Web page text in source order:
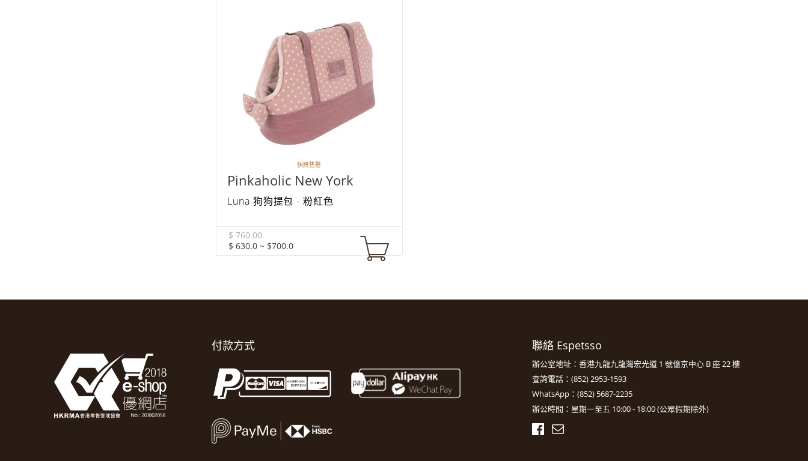
快將售罄
Pinkaholic New York
Luna 狗狗提包 - 粉紅色
$ 760.00
$ 630.0 ~ $700.0
付款方式 聯絡 Espetsso
辦公室地址：香港九龍九龍灣宏光道 1 號億京中心 B 座 22 樓
查詢電話：(852) 2953-1593
WhatsApp：(852) 5687-2235
辦公時間：星期一至五 10:00 - 18:00 (公眾假期除外)